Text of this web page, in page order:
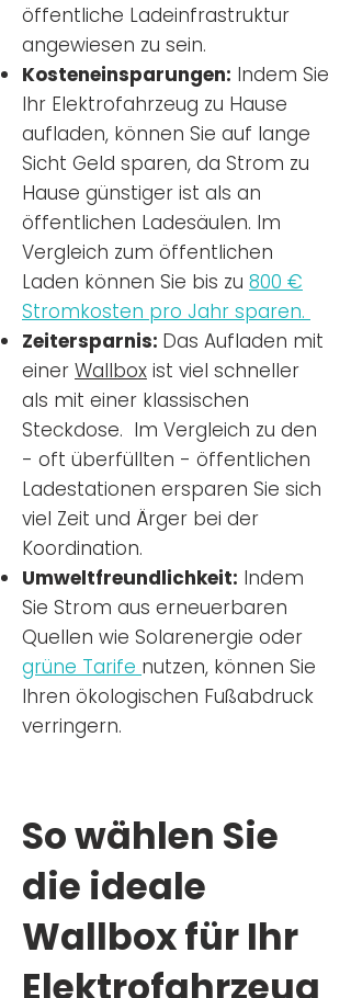
öffentliche Ladeinfrastruktur
angewiesen zu sein.
Kosteneinsparungen: Indem Sie
Ihr Elektrofahrzeug zu Hause
aufladen, können Sie auf lange
Sicht Geld sparen, da Strom zu
Hause günstiger ist als an
öffentlichen Ladesäulen. Im
Vergleich zum öffentlichen
Laden können Sie bis zu 800 €
Stromkosten pro Jahr sparen.
Zeitersparnis: Das Aufladen mit
einer Wallbox ist viel schneller
als mit einer klassischen
Steckdose. Im Vergleich zu den
- oft überfüllten - öffentlichen
Ladestationen ersparen Sie sich
viel Zeit und Ärger bei der
Koordination.
Umweltfreundlichkeit: Indem
Sie Strom aus erneuerbaren
Quellen wie Solarenergie oder
grüne Tarife nutzen, können Sie
Ihren ökologischen Fußabdruck
verringern.
So wählen Sie
die ideale
Wallbox für Ihr
Elektrofahrzeug